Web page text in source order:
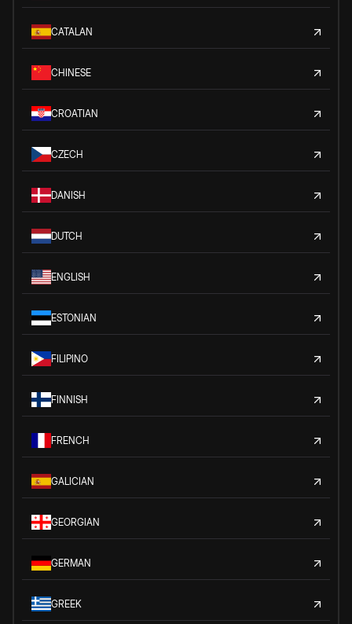
CATALAN
CHINESE
CROATIAN
CZECH
DANISH
DUTCH
ENGLISH
ESTONIAN
FILIPINO
FINNISH
FRENCH
GALICIAN
GEORGIAN
GERMAN
GREEK